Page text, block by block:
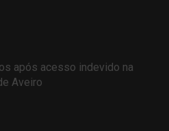
após acesso indevido na
Aveiro